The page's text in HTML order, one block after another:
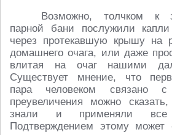
Возможно, толчком к
парной бани послужили
через протекавшую крышу на
домашнего очага, или даже
влитая на очаг нашими
Существует мнение, что
пара человеком связано
преувеличения можно
знали и применяли
Подтверждением этому может